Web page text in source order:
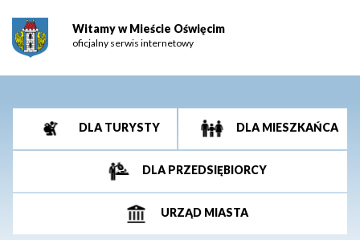
Witamy w Mieście Oświęcim
oficjalny serwis internetowy
DLA TURYSTY DLA MIESZKAŃCA
DLA PRZEDSIĘBIORCY
URZĄD MIASTA